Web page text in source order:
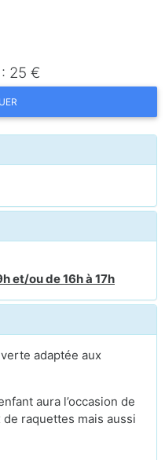
25 €
et/ou de 16h à 17h
adaptée aux
aura l’occasion de
de raquettes mais aussi